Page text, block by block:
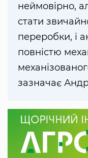
неймовірно,
стати
переробки, і
повністю
зазначає